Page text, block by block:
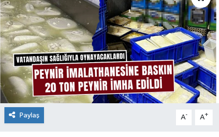
Paylaş A- A+